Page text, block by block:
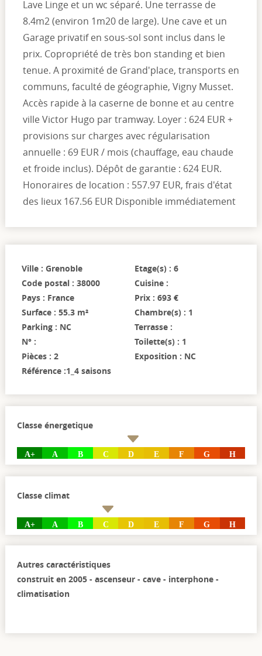
Lave Linge et un wc séparé. Une terrasse de
8.4m2 (environ 1m20 de large). Une cave et un
Garage privatif en sous-sol sont inclus dans le
prix. Copropriété de très bon standing et bien
tenue. A proximité de Grand'place, transports en
communs, faculté de géographie, Vigny Musset.
Accès rapide à la caserne de bonne et au centre
ville Victor Hugo par tramway. Loyer : 624 EUR +
provisions sur charges avec régularisation
annuelle : 69 EUR / mois (chauffage, eau chaude
et froide inclus). Dépôt de garantie : 624 EUR.
Honoraires de location : 557.97 EUR, frais d'état
des lieux 167.56 EUR Disponible immédiatement
Ville : Grenoble
Code postal : 38000
Pays : France
Surface : 55.3 m²
Parking : NC
N° :
Pièces : 2
Référence :1_4 saisons
Etage(s) : 6
Cuisine :
Prix : 693 €
Chambre(s) : 1
Terrasse :
Toilette(s) : 1
Exposition : NC
Classe énergetique
A+ A B C D E F G H
Classe climat
A+ A B C D E F G H
Autres caractéristiques
construit en 2005 - ascenseur - cave - interphone -
climatisation